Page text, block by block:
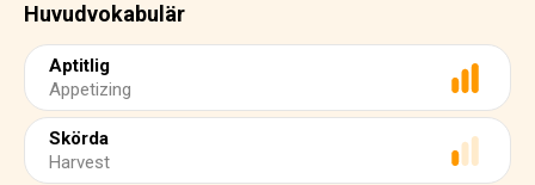
Huvudvokabulär
Aptitlig
Appetizing
Skörda
Harvest